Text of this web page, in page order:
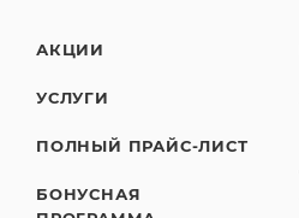
АКЦИИ
УСЛУГИ
ПОЛНЫЙ ПРАЙС-ЛИСТ
БОНУСНАЯ